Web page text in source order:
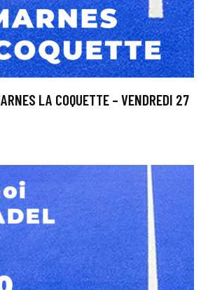
LA COQUETTE – VENDREDI 27